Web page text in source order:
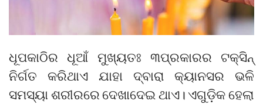
ଧୂପକାଠିର ଧୂଆଁ ମୁଖ୍ୟତଃ ୩ପ୍ରକାରର ଟକ୍ସିନ୍
ନିର୍ଗତ କରିଥାଏ ଯାହା ଦ୍ବାରା କ୍ୟାନସର ଭଳି
ସମସ୍ୟା ଶରୀରରେ ଦେଖାଦେଇ ଥାଏ। ଏଗୁଡ଼ିକ ହେଲା